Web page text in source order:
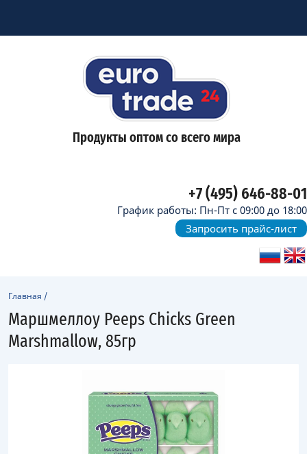
Продукты оптом со всего мира
+7 (495) 646-88-01
График работы: Пн-Пт с 09:00 до 18:00
Запросить прайс-лист
Главная /
Маршмеллоу Peeps Chicks Green
Marshmallow, 85гр